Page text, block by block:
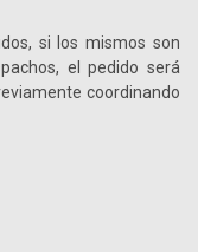
si los mismos son
el pedido será
coordinando